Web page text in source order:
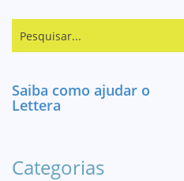
Saiba como ajudar o
Lettera
Categorias